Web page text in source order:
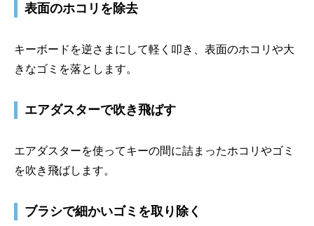
表面のホコリを除去
キーボードを逆さまにして軽く叩き、表面のホコリや大
きなゴミを落とします。
エアダスターで吹き飛ばす
エアダスターを使ってキーの間に詰まったホコリやゴミ
を吹き飛ばします。
ブラシで細かいゴミを取り除く